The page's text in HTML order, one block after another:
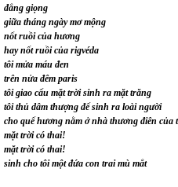
đắng giọng
giữa tháng ngày mơ mộng
nốt ruồi của hương
hay nốt ruồi của rigvéda
tôi mửa máu đen
trên nửa đêm paris
tôi giao cấu mặt trời sinh ra mặt trăng
tôi thủ dâm thượng đế sinh ra loài người
cho quế hương nằm ở nhà thương điên của
mặt trời có thai!
mặt trời có thai!
sinh cho tôi một đứa con trai mù mắt